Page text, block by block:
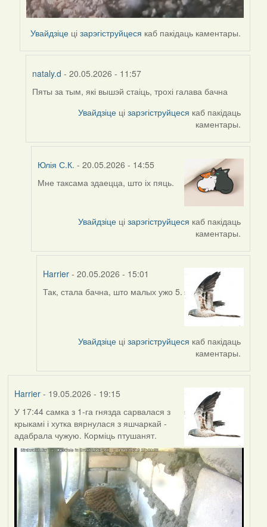
Увайдзіце цізарэгіструйцеся каб пакідаць каментары.
nataly.d - 20.05.2026 - 11:57
In
nataly.d
Пяты за тым, які вышэй стаіць, трохі галава бачна
Увайдзіце цізарэгіструйцеся каб пакідаць
каментары.
Юлія С.К. - 20.05.2026 - 14:55
In
Мне таксама здаецца, што іх пяць.
Увайдзіце цізарэгіструйцеся каб пакідаць
каментары.
Harrier - 20.05.2026 - 15:01
In
Так, стала бачна, што малых ужо 5.
Увайдзіце цізарэгіструйцеся каб пакідаць
каментары.
Harrier- 19.05.2026 - 19:15
У 17:44 самка з 1-га гнязда сарвалася з
крыкамі і хутка вярнулася з яшчаркай -
адабрала чужую. Корміць птушанят.